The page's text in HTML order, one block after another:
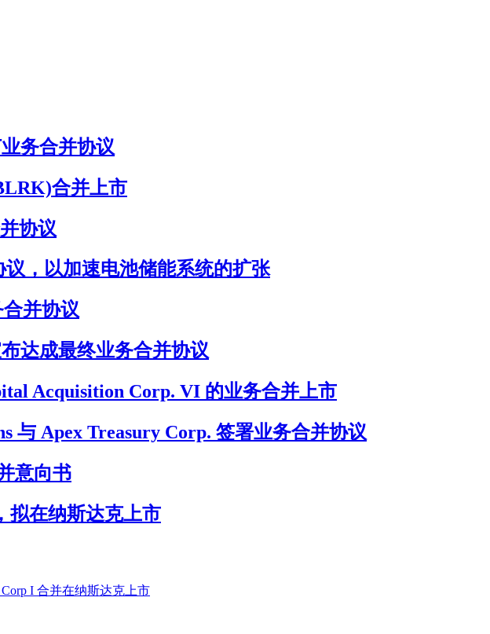
务合并协议
合并上市
协议
，以加速电池储能系统的扩张
并协议
达成最终业务合并协议
Acquisition Corp. VI 的业务合并上市
与 Apex Treasury Corp. 签署业务合并协议
意向书
拟在纳斯达克上市
I 合并在纳斯达克上市